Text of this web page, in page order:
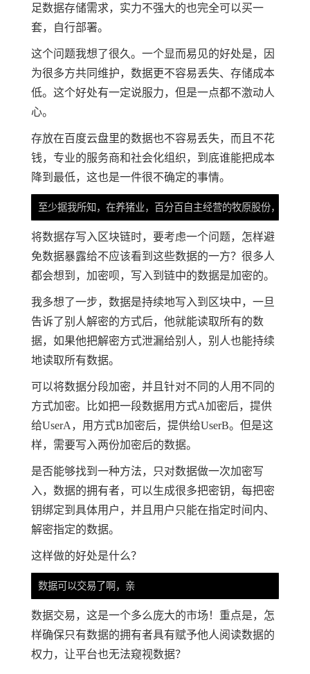
足数据存储需求，实力不强大的也完全可以买一
套，自行部署。
这个问题我想了很久。一个显而易见的好处是，因
为很多方共同维护，数据更不容易丢失、存储成本
低。这个好处有一定说服力，但是一点都不激动人
心。
存放在百度云盘里的数据也不容易丢失，而且不花
钱，专业的服务商和社会化组织，到底谁能把成本
降到最低，这也是一件很不确定的事情。
将数据存写入区块链时，要考虑一个问题，怎样避
免数据暴露给不应该看到这些数据的一方？很多人
都会想到，加密呗，写入到链中的数据是加密的。
我多想了一步，数据是持续地写入到区块中，一旦
告诉了别人解密的方式后，他就能读取所有的数
据，如果他把解密方式泄漏给别人，别人也能持续
地读取所有数据。
可以将数据分段加密，并且针对不同的人用不同的
方式加密。比如把一段数据用方式A加密后，提供
给UserA，用方式B加密后，提供给UserB。但是这
样，需要写入两份加密后的数据。
是否能够找到一种方法，只对数据做一次加密写
入，数据的拥有者，可以生成很多把密钥，每把密
钥绑定到具体用户，并且用户只能在指定时间内、
解密指定的数据。
这样做的好处是什么？
数据交易，这是一个多么庞大的市场！重点是，怎
样确保只有数据的拥有者具有赋予他人阅读数据的
权力，让平台也无法窥视数据？